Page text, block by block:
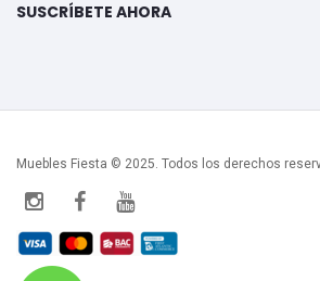
SUSCRÍBETE AHORA
Muebles Fiesta © 2025. Todos los derechos